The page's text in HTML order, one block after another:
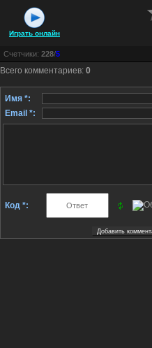
Играть онлайн
Счетчики: 228/5
Всего комментариев: 0
Имя *:
Email *:
Код *: